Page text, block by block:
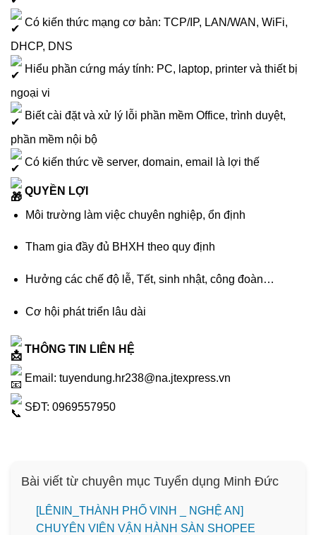
Có kiến thức mạng cơ bản: TCP/IP, LAN/WAN, WiFi,
DHCP, DNS
Hiểu phần cứng máy tính: PC, laptop, printer và thiết bị
ngoại vi
Biết cài đặt và xử lý lỗi phần mềm Office, trình duyệt,
phần mềm nội bộ
Có kiến thức về server, domain, email là lợi thế
QUYỀN LỢI
Môi trường làm việc chuyên nghiệp, ổn định
Tham gia đầy đủ BHXH theo quy định
Hưởng các chế độ lễ, Tết, sinh nhật, công đoàn…
Cơ hội phát triển lâu dài
THÔNG TIN LIÊN HỆ
Email: tuyendung.hr238@na.jtexpress.vn
SĐT: 0969557950
Bài viết từ chuyên mục Tuyển dụng Minh Đức
️[LÊNIN_THÀNH PHỐ VINH _ NGHỆ AN]
CHUYÊN VIÊN VẬN HÀNH SÀN SHOPEE